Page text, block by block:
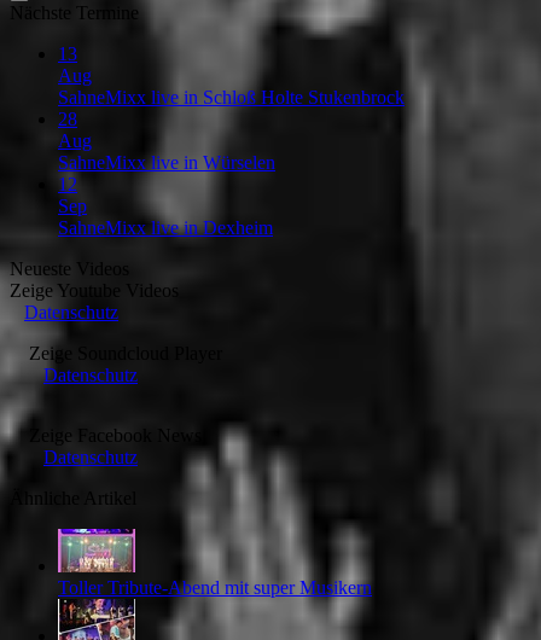
Nächste Termine
13
Aug
SahneMixx live in Schloß Holte Stukenbrock
28
Aug
SahneMixx live in Würselen
12
Sep
SahneMixx live in Dexheim
Neueste Videos
ZeigeYoutube Videos
Datenschutz
Zeige
Datenschutz
Zeige Facebook News
Datenschutz
Ähnliche Artikel
Toller Tribute-Abend mit super Musikern